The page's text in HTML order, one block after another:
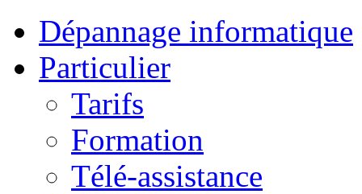
Dépannage informatique
Particulier
Tarifs
Formation
Télé-assistance